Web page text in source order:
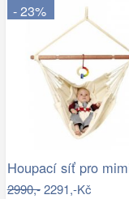
- 23%
2990,-2291,-Kč